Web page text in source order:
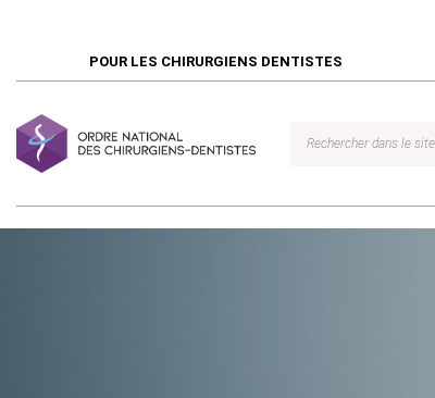
POUR LES CHIRURGIENS DENTISTES